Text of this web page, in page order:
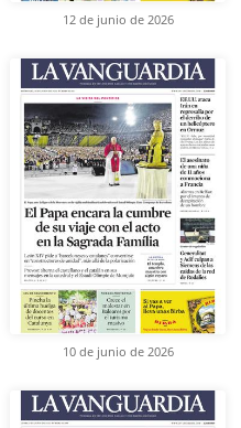
12 de junio de 2026
10 de junio de 2026